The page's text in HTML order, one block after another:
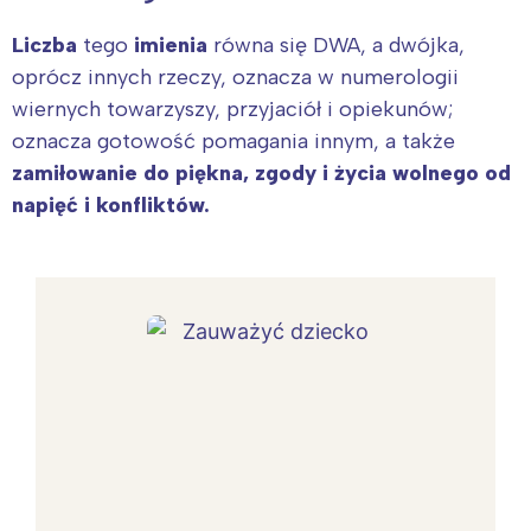
Liczba tego imienia równa się DWA, a dwójka,
oprócz innych rzeczy, oznacza w numerologii
wiernych towarzyszy, przyjaciół i opiekunów;
oznacza gotowość pomagania innym, a także
zamiłowanie do piękna, zgody i życia wolnego od
napięć i konfliktów.